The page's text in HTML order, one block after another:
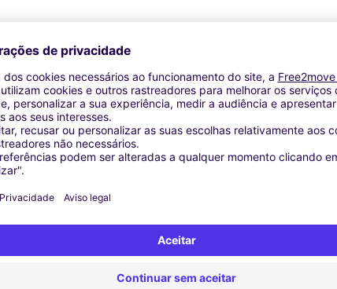
Problemas na estrada? O nosso serviço de apoio
está disponível a qualquer momento para garantir
uma viagem ininterrupta.